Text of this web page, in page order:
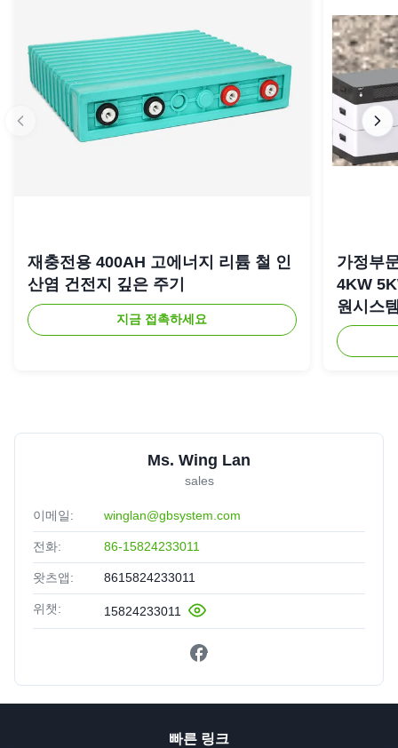
재충전용 400AH 고에너지 리튬 철 인
산염 건전지 깊은 주기
지금 접촉하세요
가정부
4KW
원시스
Ms. Wing Lan
sales
이메일: winglan@gbsystem.com
전화: 86-15824233011
왓츠앱: 8615824233011
위챗: 15824233011
빠른 링크